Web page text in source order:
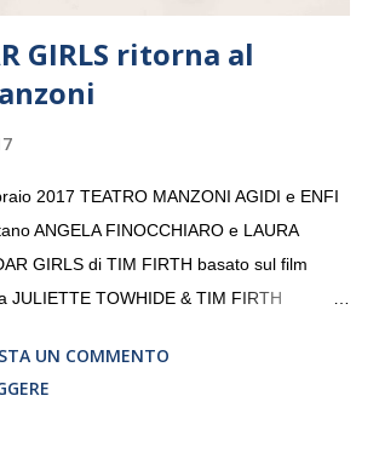
GIRLS ritorna al
2017 TEATRO MANZONI AGIDI e ENFI
ANGELA FINOCCHIARO e LAURA
GIRLS di TIM FIRTH basato sul film
JULIETTE TOWHIDE & TIM FIRTH
UN COMMENTO